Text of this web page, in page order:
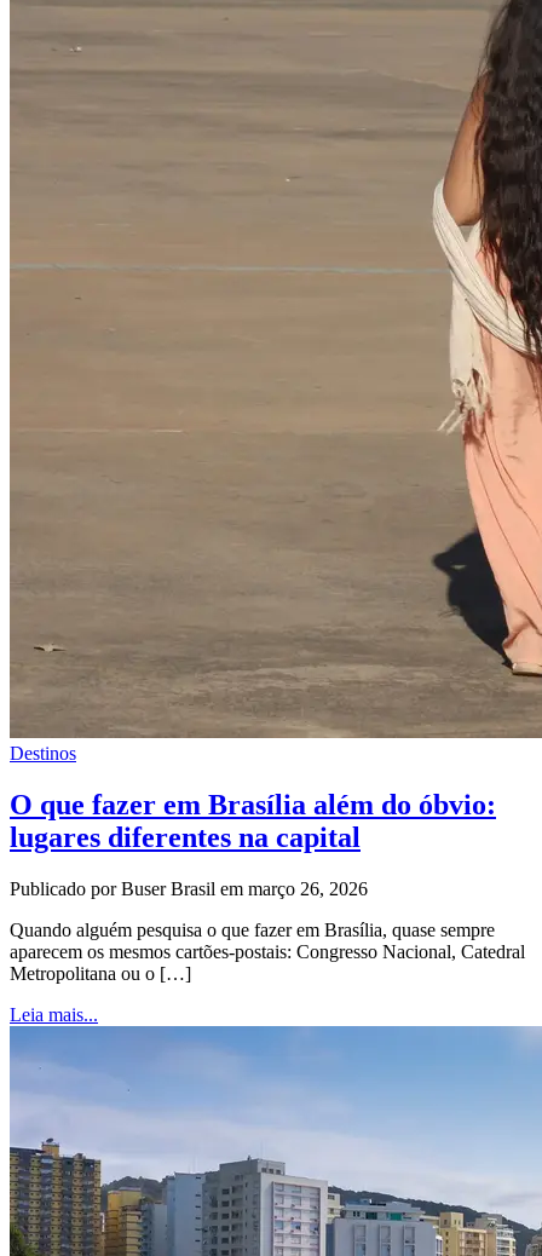
Destinos
O que fazer em Brasília além do óbvio:
lugares diferentes na capital
Publicado por Buser Brasil em março 26, 2026
Quando alguém pesquisa o que fazer em Brasília, quase sempre
aparecem os mesmos cartões-postais: Congresso Nacional, Catedral
Metropolitana ou o […]
Leia mais...